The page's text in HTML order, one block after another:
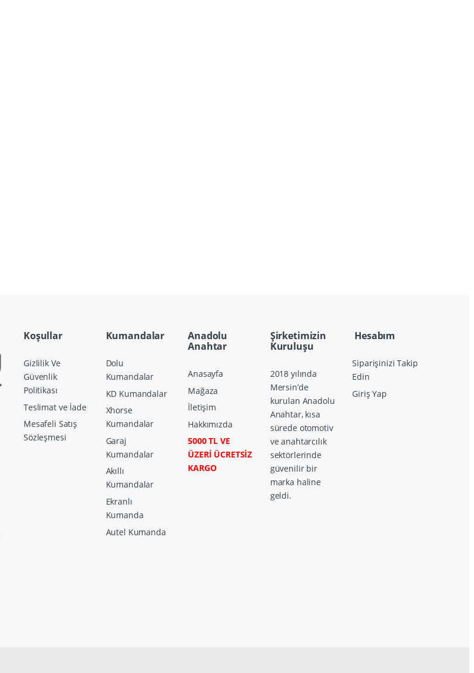
Koşullar
Gizlilik Ve
Güvenlik
Politikası
Teslimat ve İade
Mesafeli Satış
Sözleşmesi
Kumandalar
Dolu
Kumandalar
KD Kumandalar
Xhorse
Kumandalar
Garaj
Kumandalar
Akıllı
Kumandalar
Ekranlı
Kumanda
Autel Kumanda
Anadolu
Anahtar
Anasayfa
Mağaza
İletişim
Hakkımızda
5000 TL VE
ÜZERİ ÜCRETSİZ
KARGO
Şirketimizin
Kuruluşu
2018 yılında
Mersin’de
kurulan Anadolu
Anahtar, kısa
sürede otomotiv
ve anahtarcılık
sektörlerinde
güvenilir bir
marka haline
geldi.
Hesabım
Siparişinizi Takip
Edin
Giriş Yap